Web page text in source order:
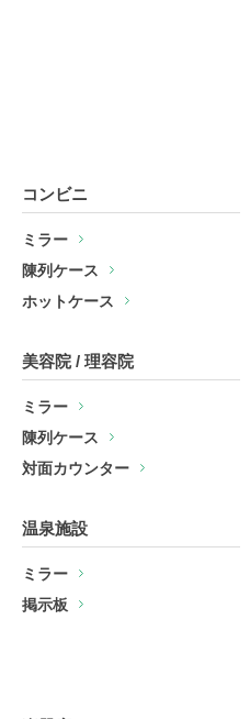
コンビニ
ミラー
陳列ケース
ホットケース
美容院 / 理容院
ミラー
陳列ケース
対面カウンター
温泉施設
ミラー
掲示板